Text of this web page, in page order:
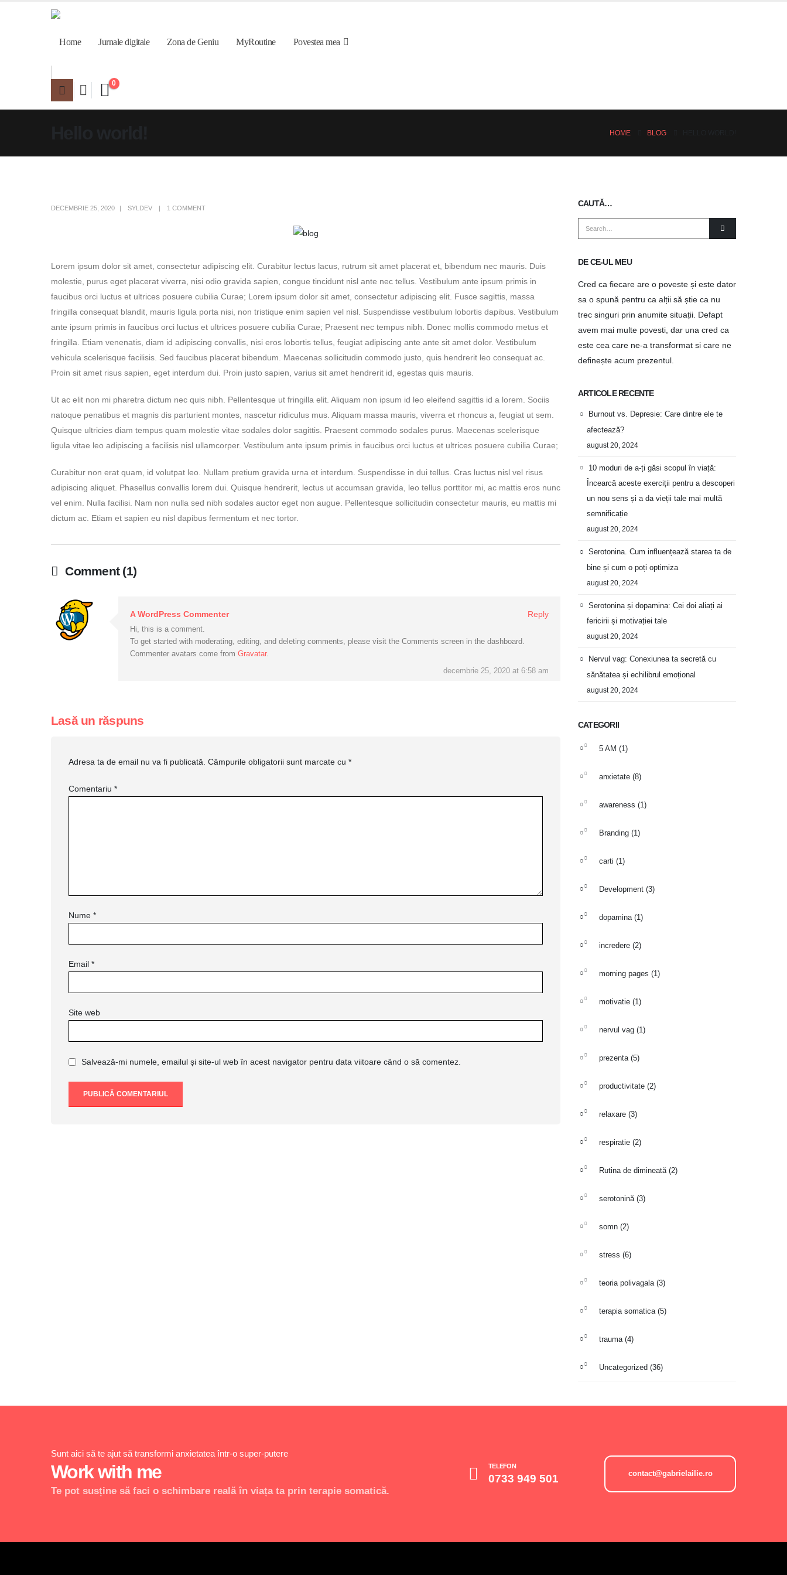
Home Jurnale digitale Zona de Geniu MyRoutine Povestea mea
0
HOME BLOG
DECEMBRIE 25, 2020 SYLDEV 1 COMMENT
Lorem ipsum dolor sit amet, consectetur adipiscing elit. Curabitur lectus lacus, rutrum sit amet placerat et, bibendum nec mauris. Duis
molestie, purus eget placerat viverra, nisi odio gravida sapien, congue tincidunt nisl ante nec tellus. Vestibulum ante ipsum primis in
faucibus orci luctus et ultrices posuere cubilia Curae; Lorem ipsum dolor sit amet, consectetur adipiscing elit. Fusce sagittis, massa
fringilla consequat blandit, mauris ligula porta nisi, non tristique enim sapien vel nisl. Suspendisse vestibulum lobortis dapibus. Vestibulum
ante ipsum primis in faucibus orci luctus et ultrices posuere cubilia Curae; Praesent nec tempus nibh. Donec mollis commodo metus et
fringilla. Etiam venenatis, diam id adipiscing convallis, nisi eros lobortis tellus, feugiat adipiscing ante ante sit amet dolor. Vestibulum
vehicula scelerisque facilisis. Sed faucibus placerat bibendum. Maecenas sollicitudin commodo justo, quis hendrerit leo consequat ac.
Proin sit amet risus sapien, eget interdum dui. Proin justo sapien, varius sit amet hendrerit id, egestas quis mauris.
Ut ac elit non mi pharetra dictum nec quis nibh. Pellentesque ut fringilla elit. Aliquam non ipsum id leo eleifend sagittis id a lorem. Sociis
natoque penatibus et magnis dis parturient montes, nascetur ridiculus mus. Aliquam massa mauris, viverra et rhoncus a, feugiat ut sem.
Quisque ultricies diam tempus quam molestie vitae sodales dolor sagittis. Praesent commodo sodales purus. Maecenas scelerisque
ligula vitae leo adipiscing a facilisis nisl ullamcorper. Vestibulum ante ipsum primis in faucibus orci luctus et ultrices posuere cubilia Curae;
Curabitur non erat quam, id volutpat leo. Nullam pretium gravida urna et interdum. Suspendisse in dui tellus. Cras luctus nisl vel risus
adipiscing aliquet. Phasellus convallis lorem dui. Quisque hendrerit, lectus ut accumsan gravida, leo tellus porttitor mi, ac mattis eros nunc
vel enim. Nulla facilisi. Nam non nulla sed nibh sodales auctor eget non augue. Pellentesque sollicitudin consectetur mauris, eu mattis mi
dictum ac. Etiam et sapien eu nisl dapibus fermentum et nec tortor.
Comment (1)
A WordPress Commenter Reply
Hi, this is a comment.
To get started with moderating, editing, and deleting comments, please visit the Comments screen in the dashboard.
Commenter avatars come from Gravatar.
decembrie 25, 2020 at 6:58 am
Lasă un răspuns
Adresa ta de email nu va fi publicată. Câmpurile obligatorii sunt marcate cu *
Comentariu *
Nume *
Email *
Site web
Salvează-mi numele, emailul și site-ul web în acest navigator pentru data viitoare când o să comentez.
CAUTĂ…
DE CE-UL MEU
Cred ca fiecare are o poveste și este dator
sa o spună pentru ca alții să știe ca nu
trec singuri prin anumite situații. Defapt
avem mai multe povesti, dar una cred ca
este cea care ne-a transformat si care ne
definește acum prezentul.
ARTICOLE RECENTE
Burnout vs. Depresie: Care dintre ele te
afectează?
august 20, 2024
10 moduri de a-ți găsi scopul în viață:
Încearcă aceste exerciții pentru a descoperi
un nou sens și a da vieții tale mai multă
semnificație
august 20, 2024
Serotonina. Cum influențează starea ta de
bine și cum o poți optimiza
august 20, 2024
Serotonina și dopamina: Cei doi aliați ai
fericirii și motivației tale
august 20, 2024
Nervul vag: Conexiunea ta secretă cu
sănătatea și echilibrul emoțional
august 20, 2024
CATEGORII
5 AM (1)
anxietate (8)
awareness (1)
Branding (1)
carti (1)
Development (3)
dopamina (1)
incredere (2)
morning pages (1)
motivatie (1)
nervul vag (1)
prezenta (5)
productivitate (2)
relaxare (3)
respiratie (2)
Rutina de dimineată (2)
serotonină (3)
somn (2)
stress (6)
teoria polivagala (3)
terapia somatica (5)
trauma (4)
Uncategorized (36)
Sunt aici să te ajut să transformi anxietatea într-o super-putere
Work with me
Te pot susține să faci o schimbare reală în viața ta prin terapie somatică.
TELEFON
0733 949 501 contact@gabrielailie.ro